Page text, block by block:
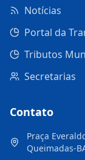
Notícias
Portal da
Tributos
Secretarias
Contato
Praça
Queimadas-